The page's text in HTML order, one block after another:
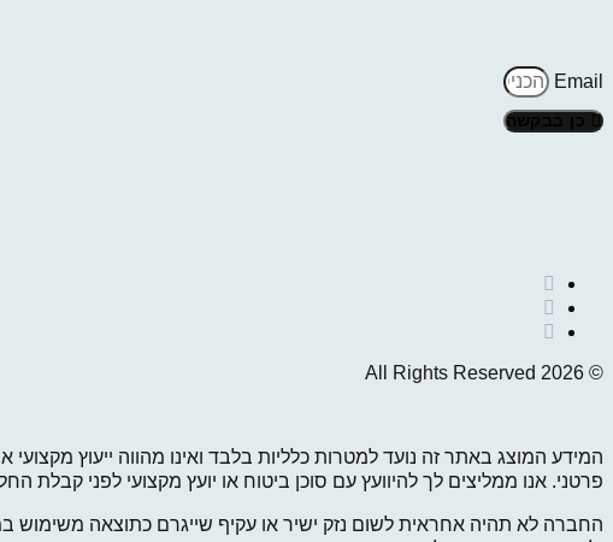
Email
כן בבקשה
© 2026 All Rights Reserved
המידע המוצג באתר זה נועד למטרות כלליות בלבד ואינו מהווה ייעוץ
פרטני. אנו ממליצים לך להיוועץ עם סוכן ביטוח או יועץ מקצועי לפני
החברה לא תהיה אחראית לשום נזק ישיר או עקיף שייגרם כתוצאה משימוש